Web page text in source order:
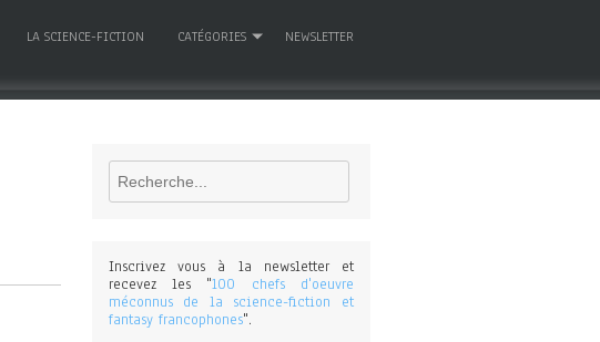
LA SCIENCE-FICTION CATÉGORIES NEWSLETTER
Rechercher
Inscrivez vous à la newsletter et
recevez les "100 chefs d'oeuvre
méconnus de la science-fiction et
fantasy francophones".